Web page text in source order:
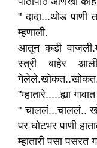
" दादा...थोड पाणी
म्हणाली.
आतून कडी
स्त्री बाहेर
"म्हातारे.....ह्या
" चाललं...चाललं..
पर घोटभर पाणी
म्हातारी पसा पसरत